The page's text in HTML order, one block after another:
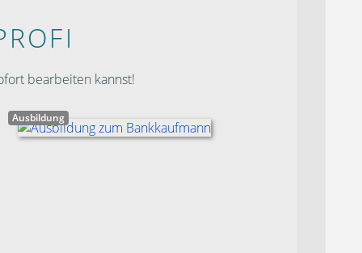
bearbeiten kannst!
Ausbildung